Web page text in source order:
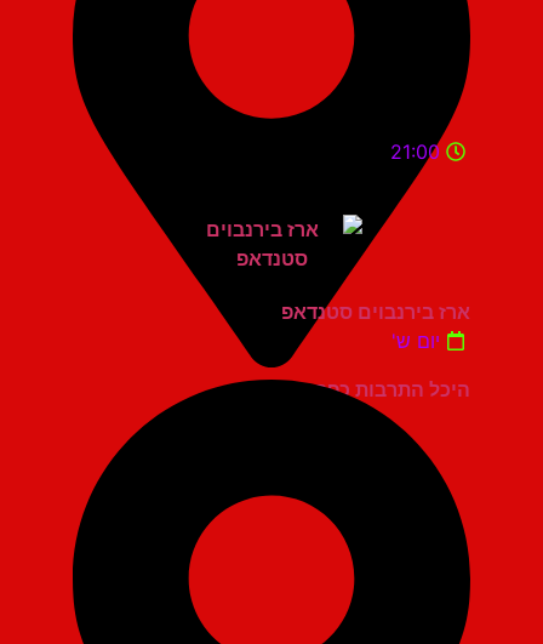
היכל התרבות כפר סבא
21:00
ארז בירנבוים סטנדאפ
יום ש'